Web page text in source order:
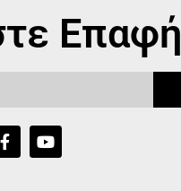
Επαφή